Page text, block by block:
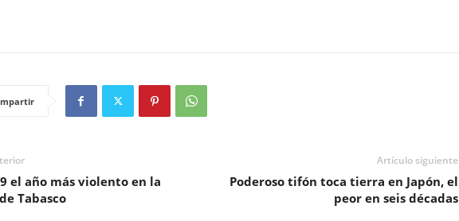
el año más violento en la
Tabasco
Artículo siguiente
Poderoso tifón toca tierra en Japón, el
peor en seis décadas